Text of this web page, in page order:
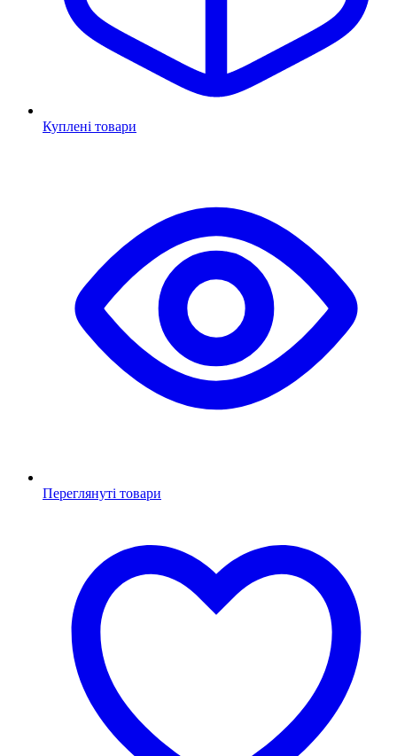
Куплені товари
Переглянуті товари